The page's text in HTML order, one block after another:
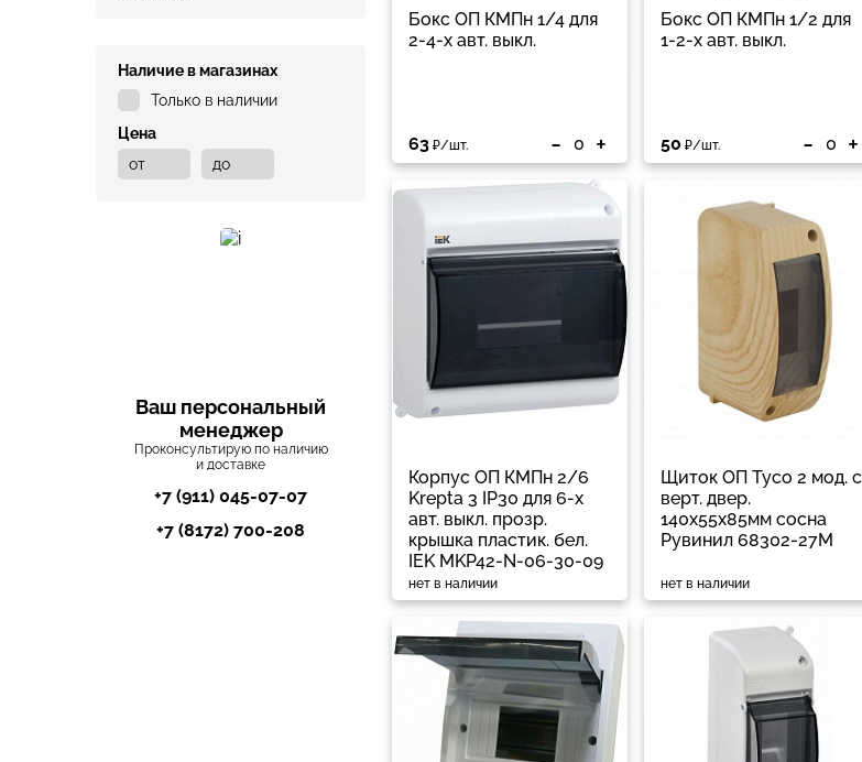
Наличие в магазинах
Только в наличии
Цена
Ваш персональный
менеджер
Проконсультирую по наличию
и доставке
+7 (911) 045-07-07
+7 (8172) 700-208
Бокс ОП КМПн 1/4 для
2-4-х авт. выкл.
63 ₽/шт. - +
Бокс ОП КМПн 1/2 для
1-2-х авт. выкл.
50 ₽/шт. - +
Корпус ОП КМПн 2/6
Krepta 3 IP30 для 6-х
авт. выкл. прозр.
крышка пластик. бел.
IEK MKP42-N-06-30-09
нет в наличии
Щиток ОП Тусо 2 мод. с
верт. двер.
140х55х85мм сосна
Рувинил 68302-27М
нет в наличии